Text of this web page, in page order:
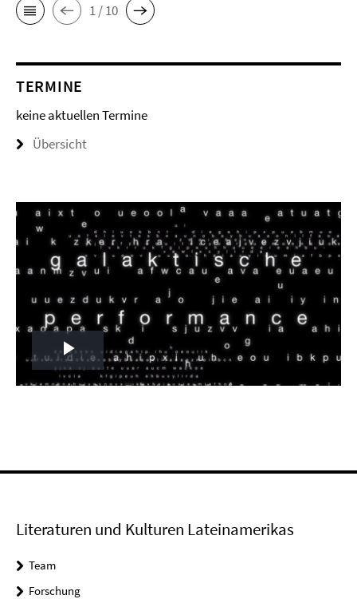
1 / 10
TERMINE
keine aktuellen Termine
Übersicht
Play
Literaturen und Kulturen Lateinamerikas
Team
Forschung